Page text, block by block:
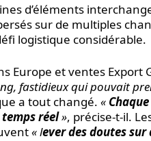
d’éléments
sur de multiples
logistique considérable.
Europe et ventes Export
fastidieux qui pouvait
a tout changé. «
réel», précise-t-il.
« lever des doutes sur